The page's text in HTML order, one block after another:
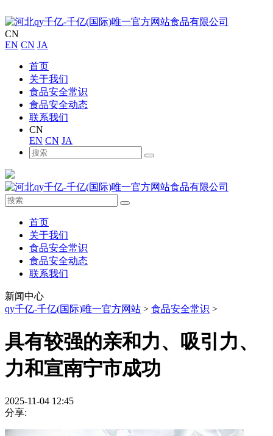
CN
EN CN JA
首页
关于我们
食品安全常识
食品安全动态
联系我们
CN
EN CN JA
首页
关于我们
食品安全常识
食品安全动态
联系我们
新闻中心
qy千亿-千亿(国际)唯一官方网站 > 食品安全常识 >
具有较强的亲和力、吸引力、
力和宣南宁市成功
2025-11-04 12:45
分享: